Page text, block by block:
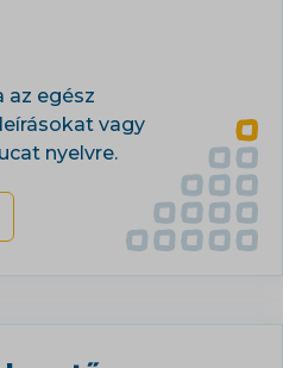
az egész
vagy
nyelvre.